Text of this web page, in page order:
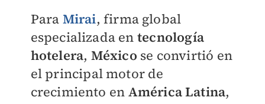
Para Mirai, firma global
especializada en tecnología
hotelera, México se convirtió en
el principal motor de
crecimiento en América Latina,